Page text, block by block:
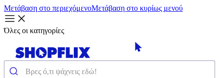
Μετάβαση στο περιεχόμενοΜετάβαση στο κυρίως μενού
Όλες οι κατηγορίες